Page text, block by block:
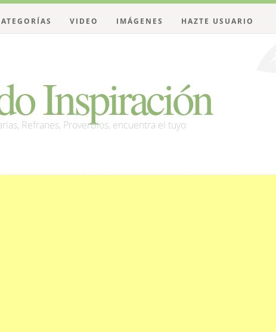
Inspiración
Refranes, Proverbios, encuentra el tuyo
VIDEO IMÁGENES HAZTE USUARIO